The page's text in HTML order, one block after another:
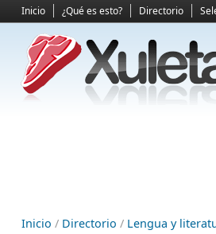
Inicio ¿Qué es esto? Directorio
Inicio / Directorio / Lengua y